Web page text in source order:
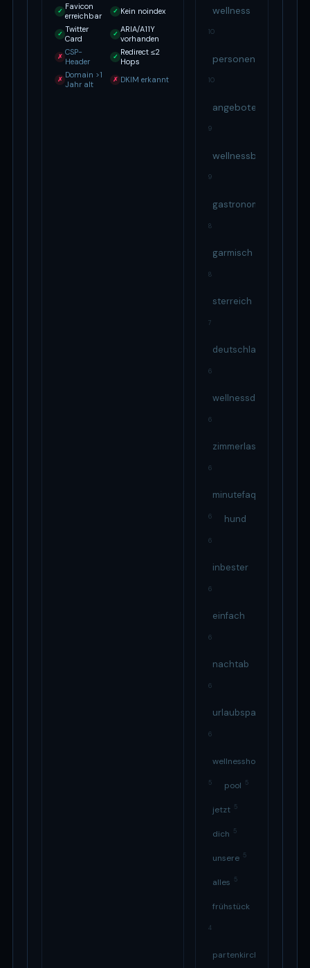
✓ Favicon
erreichbar
✓ Kein noindex
✓ Twitter
Card
✓ ARIA/A11Y
vorhanden
✗ CSP-
Header
✓ Redirect ≤2
Hops
✗ Domain >1
Jahr alt
✗ DKIM erkannt
wellness
10
personen
10
angebote
9
wellnessberblick
9
gastronomieberblick
8
garmisch
8
sterreich
7
deutschland
6
wellnessday
6
zimmerlast
6
minutefaq
6 hund
6
inbester
6
einfach
6
nachtab
6
urlaubspaket
6
wellnesshotels
5 pool 5
jetzt 5
dich 5
unsere 5
alles 5
frühstück
4
partenkirchen